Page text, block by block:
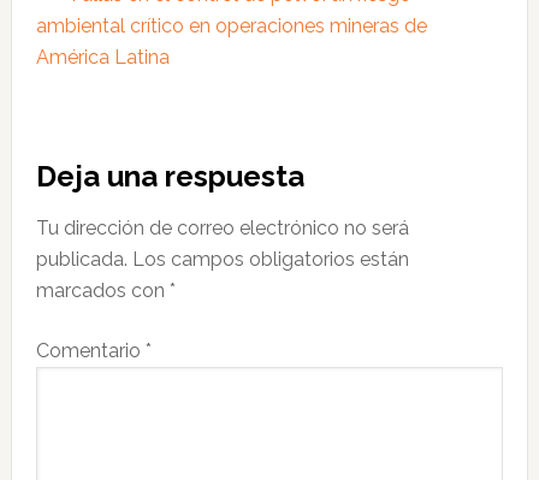
ambiental crítico en operaciones mineras de
América Latina
Interacciones
con
los
lectores
Deja una respuesta
Tu dirección de correo electrónico no será
publicada. Los campos obligatorios están
marcados con *
Comentario *